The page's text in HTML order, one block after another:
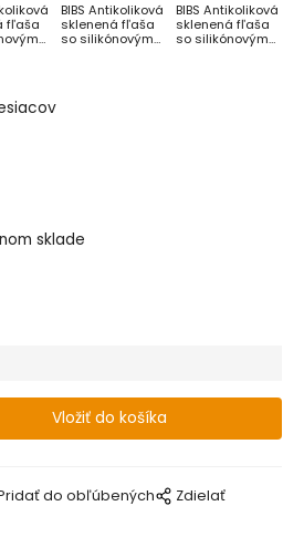
fľaša
BIBS Antikoliková
sklenená fľaša
so silikónovým
BIBS Antikoliková
sklenená fľaša
so silikónovým
sklade
do obľúbených Zdielať